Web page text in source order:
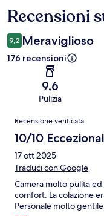
Recensioni
Recensioni
9,2 Meraviglioso
176 recensioni
9,6
Pulizia
Recensioni
Recensione verificata
10/10
17 ott 2025
Traduci con Google
Camera molto pulita
comfort. La colazione
Personale molto